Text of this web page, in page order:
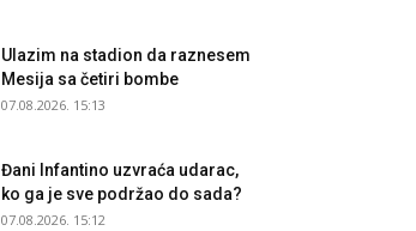
Ulazim na stadion da raznesem
Mesija sa četiri bombe
07.08.2026. 15:13
Đani Infantino uzvraća udarac,
ko ga je sve podržao do sada?
07.08.2026. 15:12